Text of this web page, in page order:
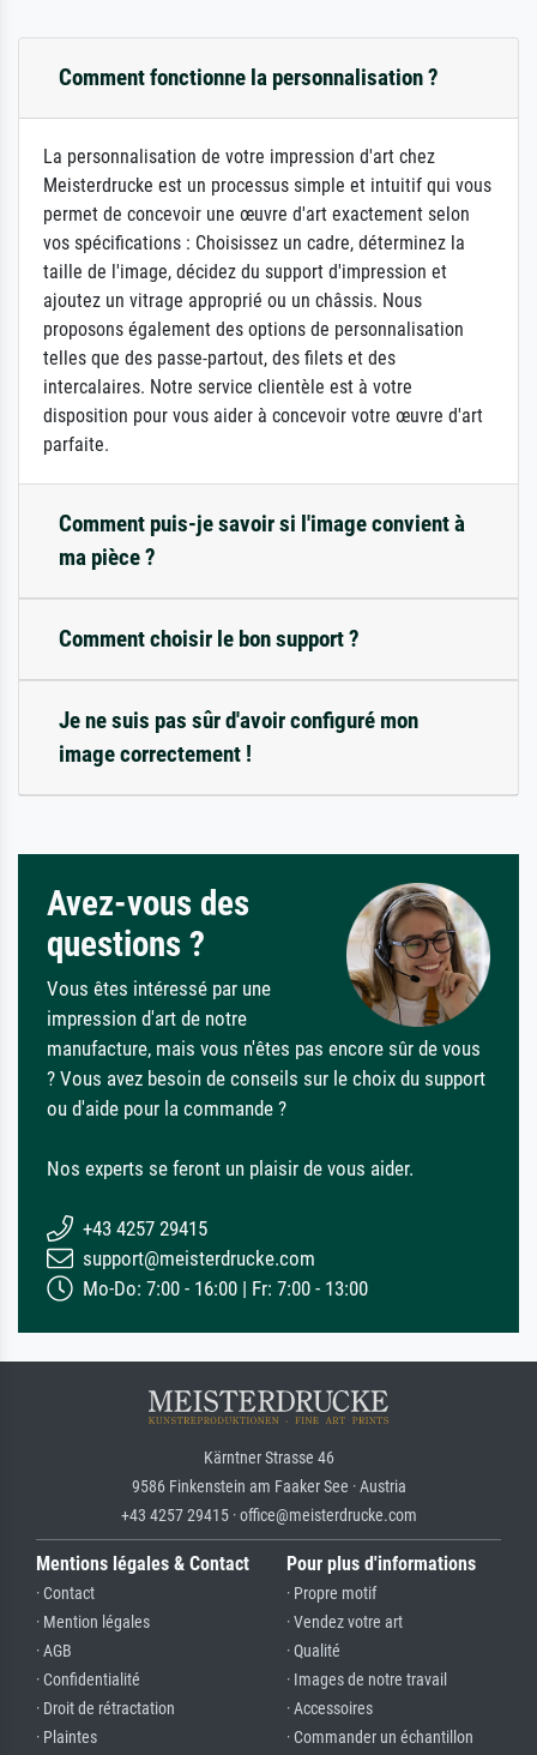
Comment fonctionne la personnalisation ?
La personnalisation de votre impression d'art chez
Meisterdrucke est un processus simple et intuitif qui vous
permet de concevoir une œuvre d'art exactement selon
vos spécifications : Choisissez un cadre, déterminez la
taille de l'image, décidez du support d'impression et
ajoutez un vitrage approprié ou un châssis. Nous
proposons également des options de personnalisation
telles que des passe-partout, des filets et des
intercalaires. Notre service clientèle est à votre
disposition pour vous aider à concevoir votre œuvre d'art
parfaite.
Comment puis-je savoir si l'image convient à
ma pièce ?
Comment choisir le bon support ?
Je ne suis pas sûr d'avoir configuré mon
image correctement !
Avez-vous des
questions ?
Vous êtes intéressé par une
impression d'art de notre
manufacture, mais vous n'êtes pas encore sûr de vous
? Vous avez besoin de conseils sur le choix du support
ou d'aide pour la commande ?
Nos experts se feront un plaisir de vous aider.
+43 4257 29415
support@meisterdrucke.com
Mo-Do: 7:00 - 16:00 | Fr: 7:00 - 13:00
Kärntner Strasse 46
9586 Finkenstein am Faaker See · Austria
+43 4257 29415 · office@meisterdrucke.com
Mentions légales & Contact
· Contact
· Mention légales
· AGB
· Confidentialité
· Droit de rétractation
· Plaintes
Pour plus d'informations
· Propre motif
· Vendez votre art
· Qualité
· Images de notre travail
· Accessoires
· Commander un échantillon